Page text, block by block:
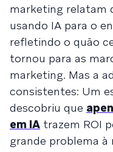
marketing relatam
usando IA para o
refletindo o quão
tornou para as
marketing. Mas a
consistentes: Um
descobriu que
em IA trazem ROI
grande problema à